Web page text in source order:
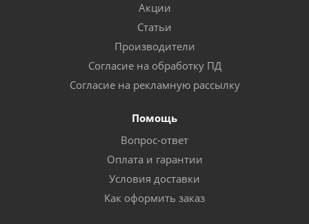
Акции
Статьи
Производители
Согласие на обработку ПД
Согласие на рекламную рассылку
Помощь
Вопрос-ответ
Оплата и гарантии
Условия доставки
Как оформить заказ